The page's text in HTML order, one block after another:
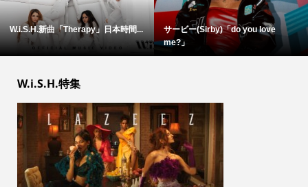
W.i.S.H.新曲「Therapy」日本時間...
サービー(Sirby)「do you love
me?」
W.i.S.H.特集